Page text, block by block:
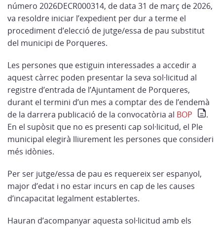
número 2026DECR000314, de data 31 de març de 2026,
va resoldre iniciar l’expedient per dur a terme el
procediment d’elecció de jutge/essa de pau substitut
del municipi de Porqueres.
Les persones que estiguin interessades a accedir a
aquest càrrec poden presentar la seva sol·licitud al
registre d’entrada de l’Ajuntament de Porqueres,
durant el termini d’un mes a comptar des de l’endemà
de la darrera publicació de la convocatòria al BOP
.
En el supòsit que no es presenti cap sol·licitud, el Ple
municipal elegirà lliurement les persones que consideri
més idònies.
Per ser jutge/essa de pau es requereix ser espanyol,
major d’edat i no estar incurs en cap de les causes
d’incapacitat legalment establertes.
Hauran d’acompanyar aquesta sol·licitud amb els